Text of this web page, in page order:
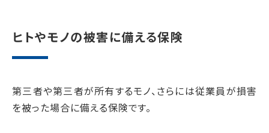
ヒトやモノの被害に備える保険
第三者や第三者が所有するモノ、さらには従業員が損害
を被った場合に備える保険です。